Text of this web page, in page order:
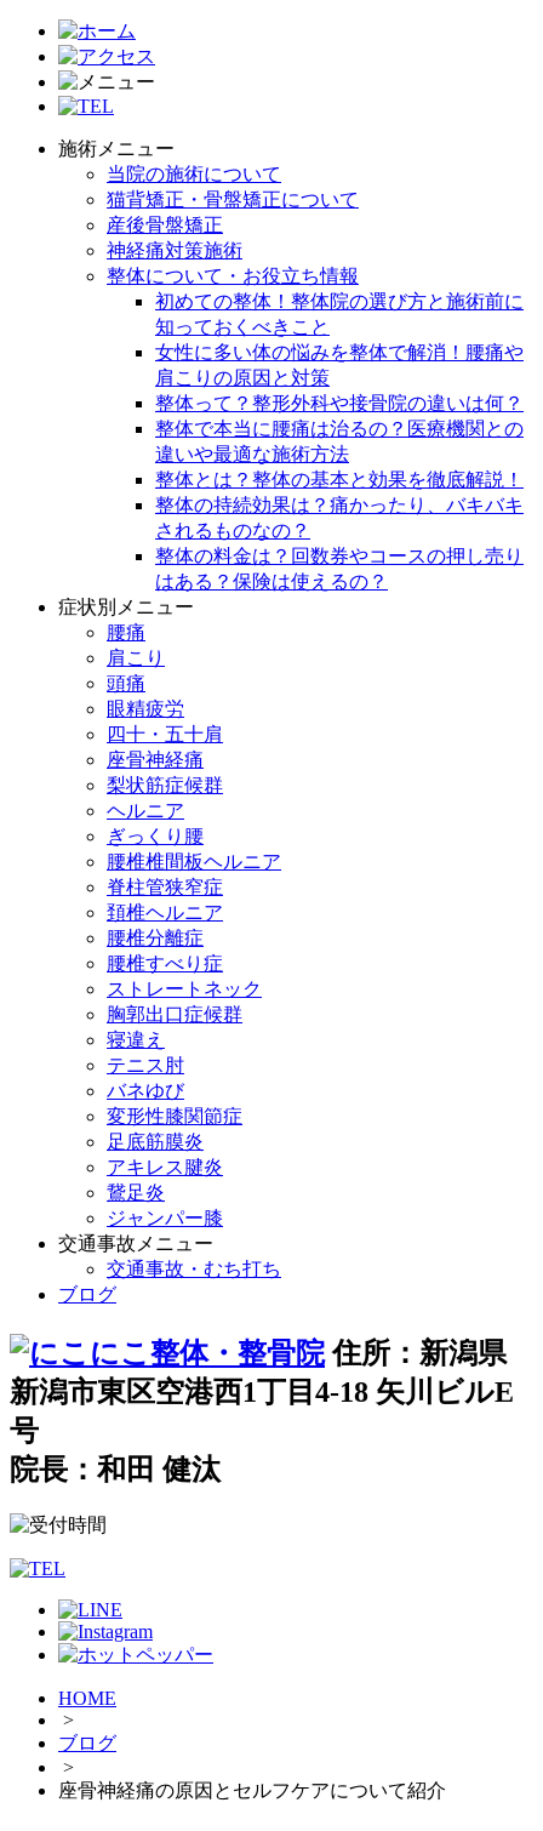
施術メニュー
当院の施術について
猫背矯正・骨盤矯正について
産後骨盤矯正
神経痛対策施術
整体について・お役立ち情報
初めての整体！整体院の選び方と施術前に
知っておくべきこと
女性に多い体の悩みを整体で解消！腰痛や
肩こりの原因と対策
整体って？整形外科や接骨院の違いは何？
整体で本当に腰痛は治るの？医療機関との
違いや最適な施術方法
整体とは？整体の基本と効果を徹底解説！
整体の持続効果は？痛かったり、バキバキ
されるものなの？
整体の料金は？回数券やコースの押し売り
はある？保険は使えるの？
症状別メニュー
腰痛
肩こり
頭痛
眼精疲労
四十・五十肩
座骨神経痛
梨状筋症候群
ヘルニア
ぎっくり腰
腰椎椎間板ヘルニア
脊柱管狭窄症
頚椎ヘルニア
腰椎分離症
腰椎すべり症
ストレートネック
胸郭出口症候群
寝違え
テニス肘
バネゆび
変形性膝関節症
足底筋膜炎
アキレス腱炎
鵞足炎
ジャンパー膝
交通事故メニュー
交通事故・むち打ち
ブログ
住所：新潟県
新潟市東区空港西1丁目4-18 矢川ビルE
号
院長：和田 健汰
HOME
>
ブログ
>
座骨神経痛の原因とセルフケアについて紹介